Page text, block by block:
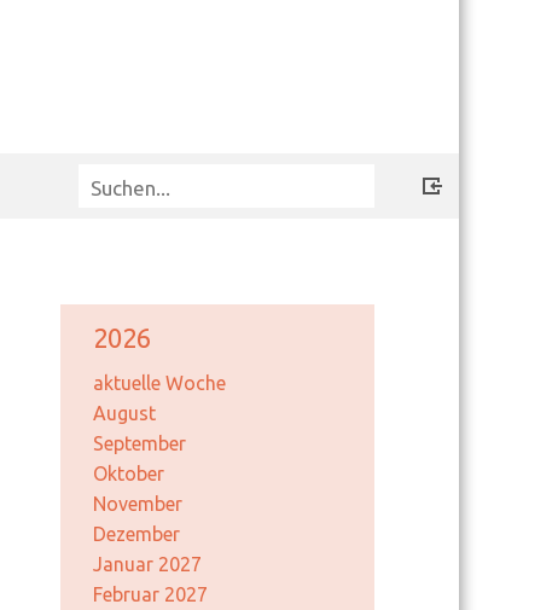
2026
aktuelle Woche
August
September
Oktober
November
Dezember
Januar 2027
Februar 2027